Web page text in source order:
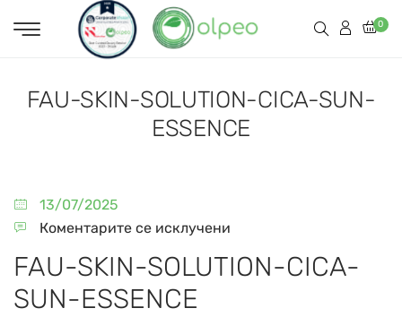
0
FAU-SKIN-SOLUTION-CICA-SUN-
ESSENCE
13/07/2025
Коментарите се исклучени
FAU-SKIN-SOLUTION-CICA-
SUN-ESSENCE